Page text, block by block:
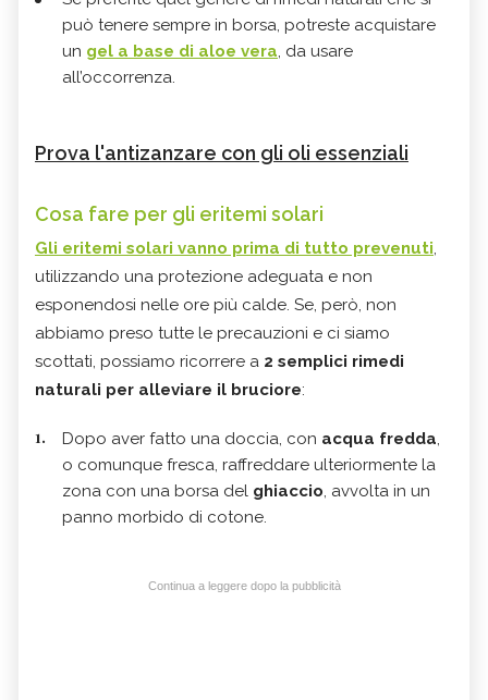
può tenere sempre in borsa, potreste acquistare
un gel a base di aloe vera, da usare
all’occorrenza.
Prova l'antizanzare con gli oli essenziali
Cosa fare per gli eritemi solari
Gli eritemi solari vanno prima di tutto prevenuti,
utilizzando una protezione adeguata e non
esponendosi nelle ore più calde. Se, però, non
abbiamo preso tutte le precauzioni e ci siamo
scottati, possiamo ricorrere a 2 semplici rimedi
naturali per alleviare il bruciore:
Dopo aver fatto una doccia, con acqua fredda,
o comunque fresca, raffreddare ulteriormente la
zona con una borsa del ghiaccio, avvolta in un
panno morbido di cotone.
Continua a leggere dopo la pubblicità